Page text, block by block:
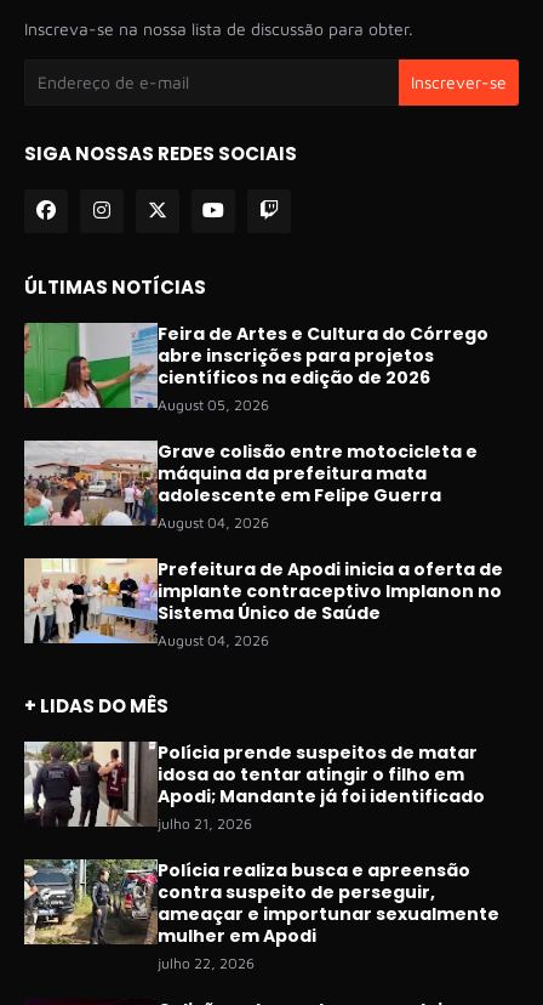
Inscreva-se na nossa lista de discussão para obter.
SIGA NOSSAS REDES SOCIAIS
ÚLTIMAS NOTÍCIAS
Feira de Artes e Cultura do Córrego
abre inscrições para projetos
científicos na edição de 2026
August 05, 2026
Grave colisão entre motocicleta e
máquina da prefeitura mata
adolescente em Felipe Guerra
August 04, 2026
Prefeitura de Apodi inicia a oferta de
implante contraceptivo Implanon no
Sistema Único de Saúde
August 04, 2026
+ LIDAS DO MÊS
Polícia prende suspeitos de matar
idosa ao tentar atingir o filho em
Apodi; Mandante já foi identificado
julho 21, 2026
Polícia realiza busca e apreensão
contra suspeito de perseguir,
ameaçar e importunar sexualmente
mulher em Apodi
julho 22, 2026